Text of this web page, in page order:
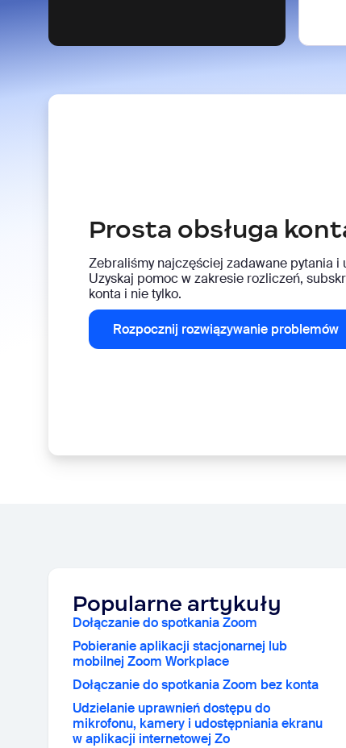
Prosta obsługa
Zebraliśmy najczęściej zadawane pytania
Uzyskaj pomoc w zakresie rozliczeń,
konta i nie tylko.
Rozpocznij rozwiązywanie problemów
Popularne artykuły
Dołączanie do spotkania Zoom
Pobieranie aplikacji stacjonarnej lub
mobilnej Zoom Workplace
Dołączanie do spotkania Zoom bez konta
Udzielanie uprawnień dostępu do
mikrofonu, kamery i udostępniania ekranu
w aplikacji internetowej Zo